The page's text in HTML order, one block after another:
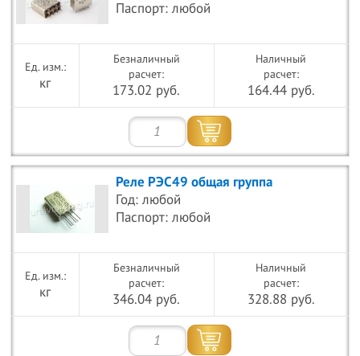
Паспорт: любой
кг
Безналичный
расчет:
173.02 руб.
Наличный
расчет:
164.44 руб.
Реле РЭС49 общая группа
Год: любой
Паспорт: любой
кг
Безналичный
расчет:
346.04 руб.
Наличный
расчет:
328.88 руб.